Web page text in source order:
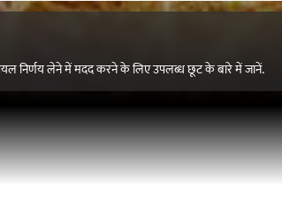
निर्णय लेने में मदद करने के लिए उपलब्ध छूट के बारे में जानें.